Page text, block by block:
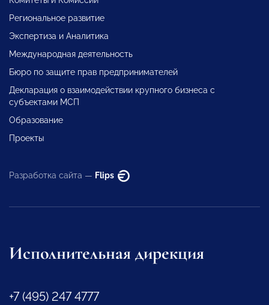
Региональное развитие
Экспертиза и Аналитика
Международная деятельность
Бюро по защите прав предпринимателей
Декларация о взаимодействии крупного бизнеса с
субъектами МСП
Образование
Проекты
Разработка сайта — Flips
Исполнительная дирекция
+7 (495) 247 4777